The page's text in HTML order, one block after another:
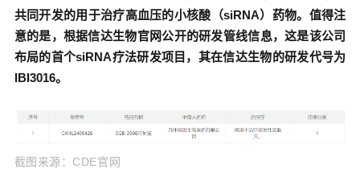
共同开发的用于治疗高血压的小核酸（siRNA）药物。值得注
意的是，根据信达生物官网公开的研发管线信息，这是该公司
布局的首个siRNA疗法研发项目，其在信达生物的研发代号为
IBI3016。
截图来源：CDE官网